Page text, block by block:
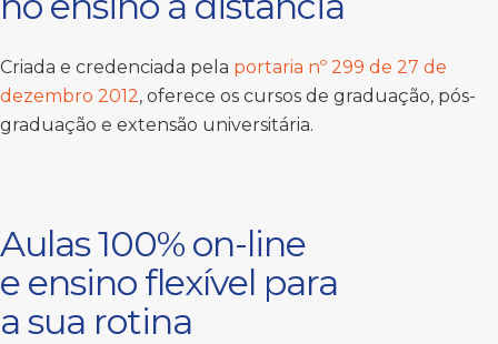
Criada e credenciada pela portaria nº 299 de 27 de
dezembro 2012, oferece os cursos de graduação, pós-
graduação e extensão universitária.
Aulas 100% on-line
e ensino flexível para
a sua rotina